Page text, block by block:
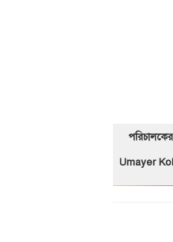
Umayer